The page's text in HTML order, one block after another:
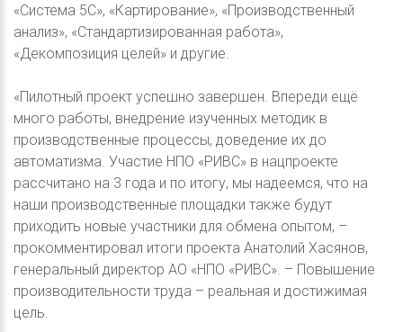
«Система 5С», «Картирование», «Производственный
анализ», «Стандартизированная работа»,
«Декомпозиция целей» и другие.
«Пилотный проект успешно завершен. Впереди ещё
много работы, внедрение изученных методик в
производственные процессы, доведение их до
автоматизма. Участие НПО «РИВС» в нацпроекте
рассчитано на 3 года и по итогу, мы надеемся, что на
наши производственные площадки также будут
приходить новые участники для обмена опытом, –
прокомментировал итоги проекта Анатолий Хасянов,
генеральный директор АО «НПО «РИВС». – Повышение
производительности труда – реальная и достижимая
цель.